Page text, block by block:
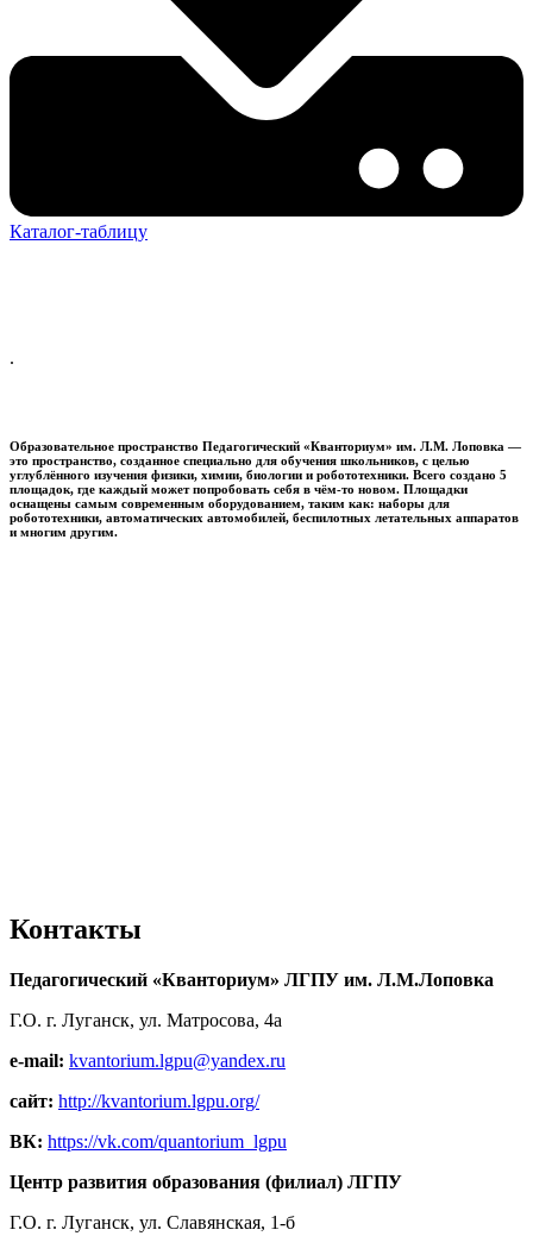
Каталог-таблицу
.
Образовательное пространство Педагогический «Кванториум» им. Л.М. Лоповка —
это пространство, созданное специально для обучения школьников, с целью
углублённого изучения физики, химии, биологии и робототехники. Всего создано 5
площадок, где каждый может попробовать себя в чём-то новом. Площадки
оснащены самым современным оборудованием, таким как: наборы для
робототехники, автоматических автомобилей, беспилотных летательных аппаратов
и многим другим.
Контакты
Педагогический «Кванториум» ЛГПУ им. Л.М.Лоповка
Г.О. г. Луганск, ул. Матросова, 4а
e-mail: kvantorium.lgpu@yandex.ru
сайт: http://kvantorium.lgpu.org/
ВК: https://vk.com/quantorium_lgpu
Центр развития образования (филиал) ЛГПУ
Г.О. г. Луганск, ул. Славянская, 1-б